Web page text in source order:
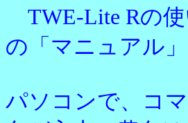
TWE-Lite Rの使
の「マニュアル
パソコンで、コ